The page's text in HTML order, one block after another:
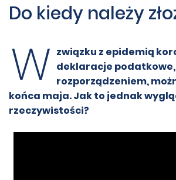
Do kiedy należy
W związku z epidemią
deklaracje podatkowe,
rozporządzeniem,
końca maja. Jak to jednak
rzeczywistości?